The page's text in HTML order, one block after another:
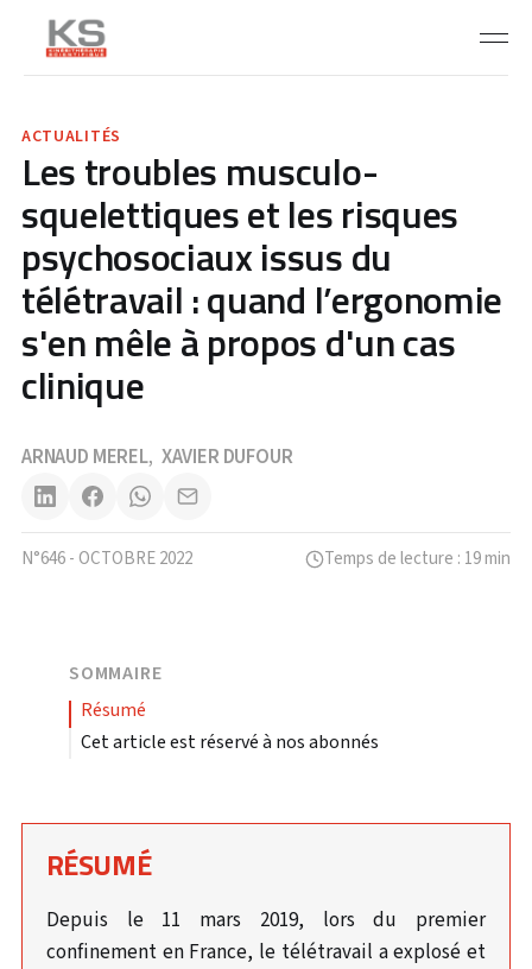
ACTUALITÉS
Les troubles musculo-
squelettiques et les risques
psychosociaux issus du
télétravail : quand l’ergonomie
s'en mêle à propos d'un cas
clinique
ARNAUD MEREL, XAVIER DUFOUR
N°646 - OCTOBRE 2022 Temps de lecture : 19 min
SOMMAIRE
résumé
Cet article est réservé à nos abonnés
RÉSUMÉ
Depuis le 11 mars 2019, lors du premier
confinement en France, le télétravail a explosé et